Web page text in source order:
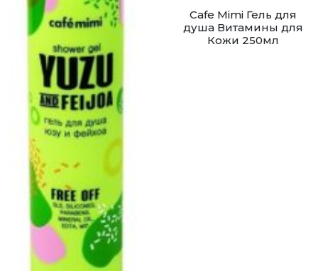
Cafe Mimi Гель для
душа Витамины для
Кожи 250мл